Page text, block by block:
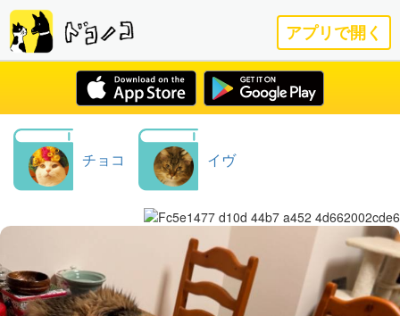
アプリで開く
チョコ イヴ